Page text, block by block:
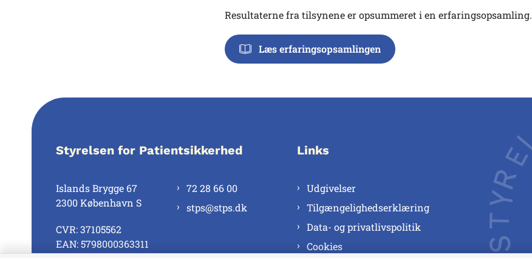
Resultaterne fra tilsynene er opsummeret i en erfaringsopsamling.
Læs erfaringsopsamlingen
Styrelsen for Patientsikkerhed
Islands Brygge 67
2300 København S
CVR: 37105562
EAN: 5798000363311
72 28 66 00
stps@stps.dk
Links
Udgivelser
Tilgængelighedserklæring
Data- og privatlivspolitik
Cookies